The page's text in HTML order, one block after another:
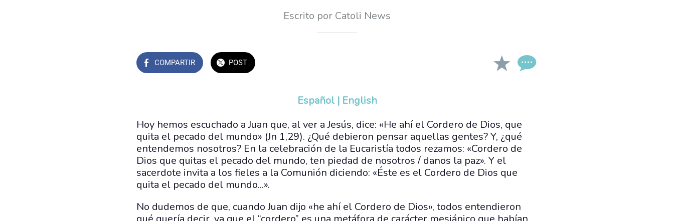
Escrito por Catoli News
COMPARTIR POST
Español | English
Hoy hemos escuchado a Juan que, al ver a Jesús, dice: «He ahí el Cordero de Dios, que
quita el pecado del mundo» (Jn 1,29). ¿Qué debieron pensar aquellas gentes? Y, ¿qué
entendemos nosotros? En la celebración de la Eucaristía todos rezamos: «Cordero de
Dios que quitas el pecado del mundo, ten piedad de nosotros / danos la paz». Y el
sacerdote invita a los fieles a la Comunión diciendo: «Éste es el Cordero de Dios que
quita el pecado del mundo...».
No dudemos de que, cuando Juan dijo «he ahí el Cordero de Dios», todos entendieron